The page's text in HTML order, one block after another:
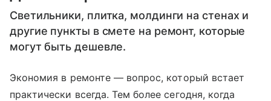
Светильники, плитка, молдинги на стенах и
другие пункты в смете на ремонт, которые
могут быть дешевле.
Экономия в ремонте — вопрос, который встает
практически всегда. Тем более сегодня, когда